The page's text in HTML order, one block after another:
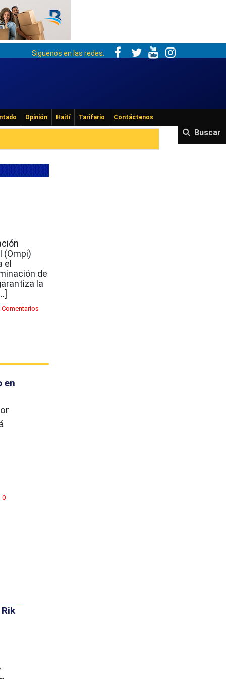
Siguenos en las redes:
Opinión Haití Tarifario Contáctenos
Buscar
(Ompi)
el
de
la
Comentarios
en
0